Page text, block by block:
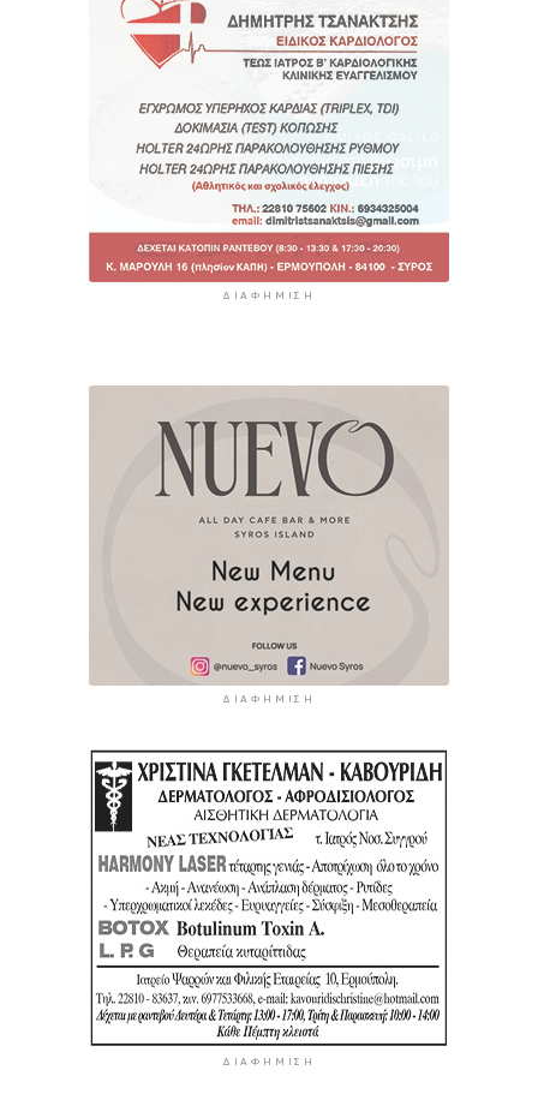
ΔΙΑΦΉΜΙΣΗ
ΔΙΑΦΉΜΙΣΗ
ΔΙΑΦΉΜΙΣΗ